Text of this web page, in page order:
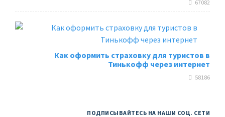
67082
Как оформить страховку для туристов в
Тинькофф через интернет
58186
ПОДПИСЫВАЙТЕСЬ НА НАШИ СОЦ. СЕТИ